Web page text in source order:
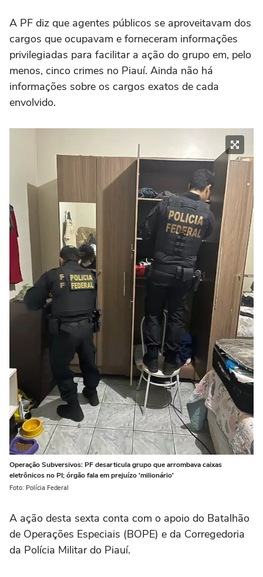
A PF diz que agentes públicos se aproveitavam dos
cargos que ocupavam e forneceram informações
privilegiadas para facilitar a ação do grupo em, pelo
menos, cinco crimes no Piauí. Ainda não há
informações sobre os cargos exatos de cada
envolvido.
Operação Subversivos: PF desarticula grupo que arrombava caixas
eletrônicos no PI; órgão fala em prejuízo 'milionário'
Foto: Polícia Federal
A ação desta sexta conta com o apoio do Batalhão
de Operações Especiais (BOPE) e da Corregedoria
da Polícia Militar do Piauí.